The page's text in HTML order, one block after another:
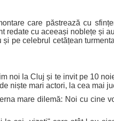
care păstrează cu
cu aceeași noblețe și
pe celebrul cetățean
noi la Cluj și te invit pe 10
niște mari actori, la cea mai
mare dilemă: Noi cu cine